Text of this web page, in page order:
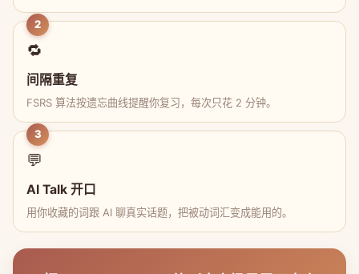
2
🔁
间隔重复
FSRS 算法按遗忘曲线提醒你复习，每次只花 2 分钟。
3
💬
AI Talk 开口
用你收藏的词跟 AI 聊真实话题，把被动词汇变成能用的。